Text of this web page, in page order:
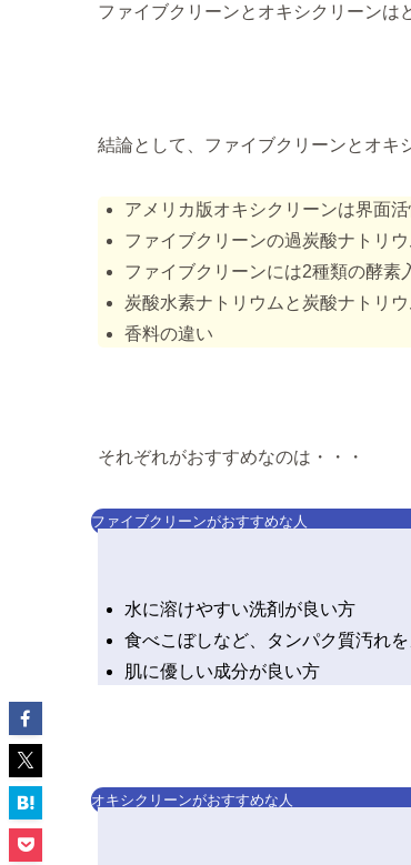
ファイブクリーンとオキシクリーンは
結論として、ファイブクリーンとオキ
アメリカ版オキシクリーンは界面活
ファイブクリーンの過炭酸ナトリ
ファイブクリーンには2種類の酵素
炭酸水素ナトリウムと炭酸ナトリ
香料の違い
それぞれがおすすめなのは・・・
ファイブクリーンがおすすめな人
水に溶けやすい洗剤が良い方
食べこぼしなど、タンパク質汚れ
肌に優しい成分が良い方
オキシクリーンがおすすめな人